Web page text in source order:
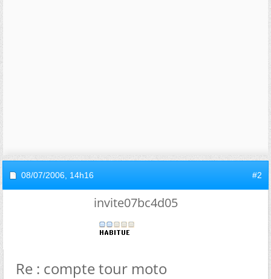
08/07/2006, 14h16 #2
invite07bc4d05
Re : compte tour moto